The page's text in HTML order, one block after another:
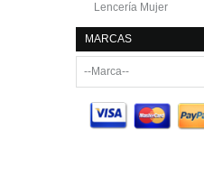
Lencería Mujer
MARCAS